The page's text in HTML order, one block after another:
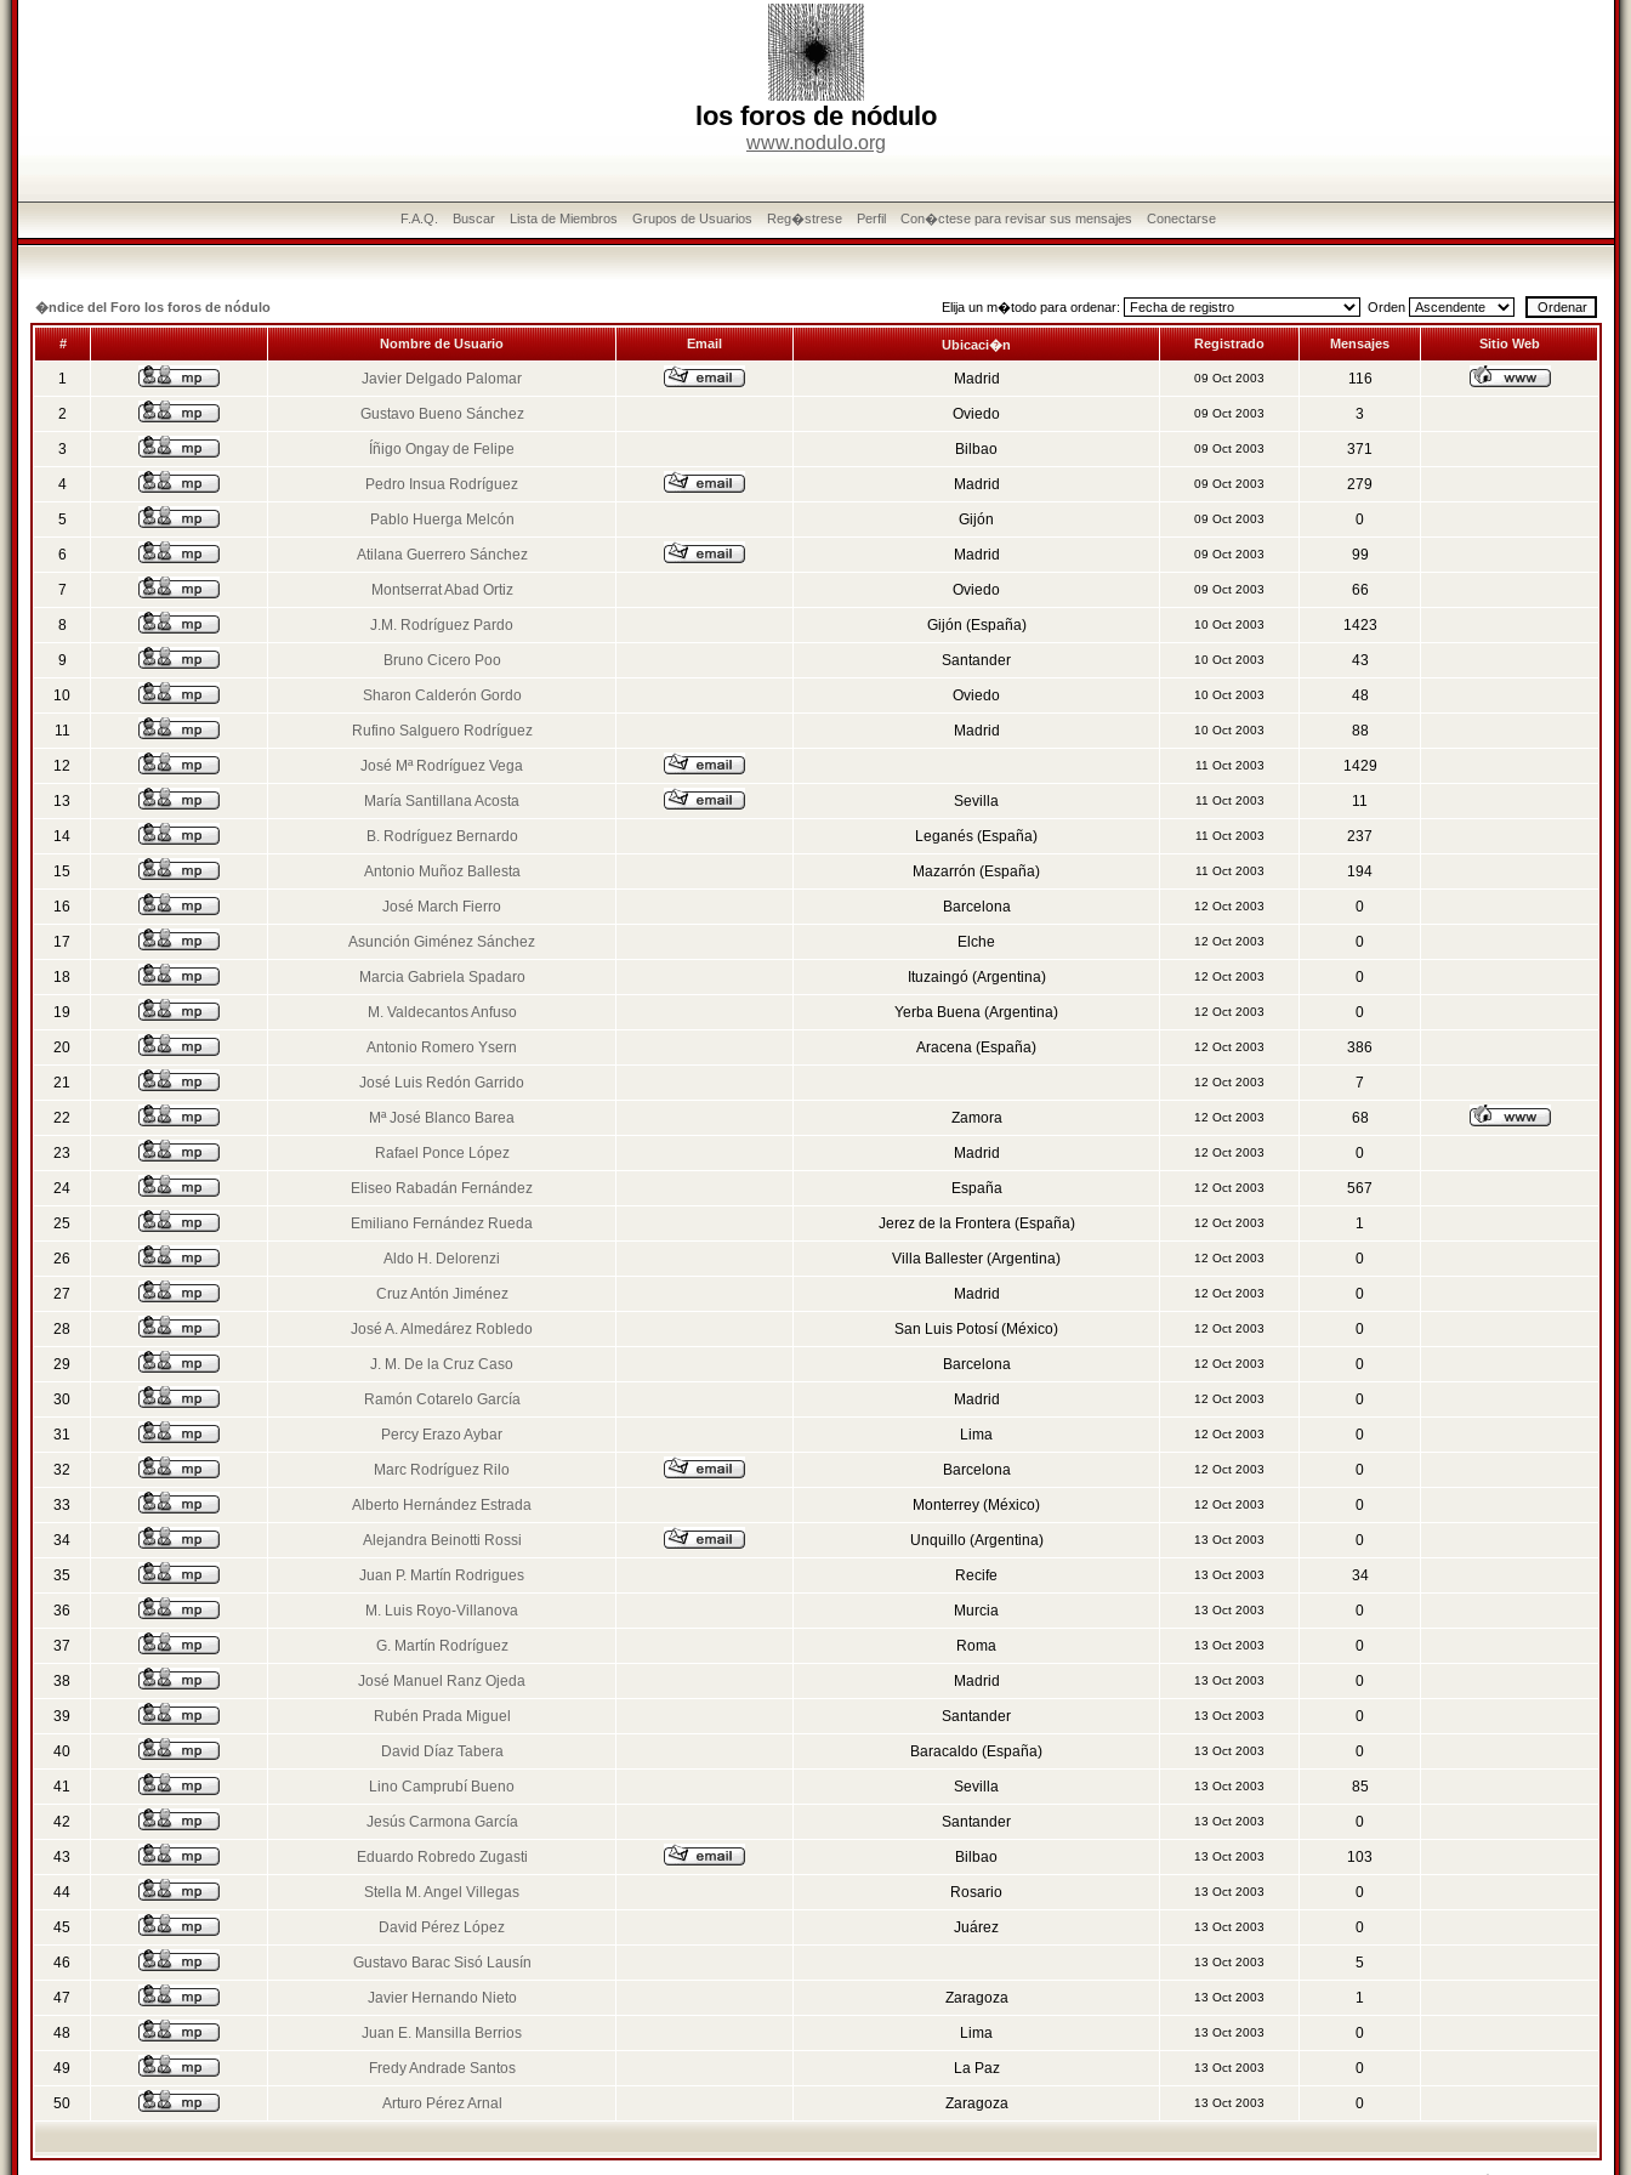
los foros de nódulo
www.nodulo.org
F.A.Q. Buscar Lista de Miembros Grupos de Usuarios Reg�strese Perfil Con�ctese para revisar sus mensajes Conectarse
�ndice del Foro los foros de nódulo Elija un m�todo para ordenar: Orden
# Nombre de Usuario Email Ubicaci�n Registrado Mensajes Sitio Web
1 Javier Delgado Palomar Madrid 09 Oct 2003 116
2 Gustavo Bueno Sánchez Oviedo 09 Oct 2003 3
3 Íñigo Ongay de Felipe Bilbao 09 Oct 2003 371
4 Pedro Insua Rodríguez Madrid 09 Oct 2003 279
5 Pablo Huerga Melcón Gijón 09 Oct 2003 0
6 Atilana Guerrero Sánchez Madrid 09 Oct 2003 99
7 Montserrat Abad Ortiz Oviedo 09 Oct 2003 66
8 J.M. Rodríguez Pardo Gijón (España) 10 Oct 2003 1423
9 Bruno Cicero Poo Santander 10 Oct 2003 43
10 Sharon Calderón Gordo Oviedo 10 Oct 2003 48
11 Rufino Salguero Rodríguez Madrid 10 Oct 2003 88
12 José Mª Rodríguez Vega 11 Oct 2003 1429
13 María Santillana Acosta Sevilla 11 Oct 2003 11
14 B. Rodríguez Bernardo Leganés (España) 11 Oct 2003 237
15 Antonio Muñoz Ballesta Mazarrón (España) 11 Oct 2003 194
16 José March Fierro Barcelona 12 Oct 2003 0
17 Asunción Giménez Sánchez Elche 12 Oct 2003 0
18 Marcia Gabriela Spadaro Ituzaingó (Argentina) 12 Oct 2003 0
19 M. Valdecantos Anfuso Yerba Buena (Argentina) 12 Oct 2003 0
20 Antonio Romero Ysern Aracena (España) 12 Oct 2003 386
21 José Luis Redón Garrido 12 Oct 2003 7
22 Mª José Blanco Barea Zamora 12 Oct 2003 68
23 Rafael Ponce López Madrid 12 Oct 2003 0
24 Eliseo Rabadán Fernández España 12 Oct 2003 567
25 Emiliano Fernández Rueda Jerez de la Frontera (España) 12 Oct 2003 1
26 Aldo H. Delorenzi Villa Ballester (Argentina) 12 Oct 2003 0
27 Cruz Antón Jiménez Madrid 12 Oct 2003 0
28 José A. Almedárez Robledo San Luis Potosí (México) 12 Oct 2003 0
29 J. M. De la Cruz Caso Barcelona 12 Oct 2003 0
30 Ramón Cotarelo García Madrid 12 Oct 2003 0
31 Percy Erazo Aybar Lima 12 Oct 2003 0
32 Marc Rodríguez Rilo Barcelona 12 Oct 2003 0
33 Alberto Hernández Estrada Monterrey (México) 12 Oct 2003 0
34 Alejandra Beinotti Rossi Unquillo (Argentina) 13 Oct 2003 0
35 Juan P. Martín Rodrigues Recife 13 Oct 2003 34
36 M. Luis Royo-Villanova Murcia 13 Oct 2003 0
37 G. Martín Rodríguez Roma 13 Oct 2003 0
38 José Manuel Ranz Ojeda Madrid 13 Oct 2003 0
39 Rubén Prada Miguel Santander 13 Oct 2003 0
40 David Díaz Tabera Baracaldo (España) 13 Oct 2003 0
41 Lino Camprubí Bueno Sevilla 13 Oct 2003 85
42 Jesús Carmona García Santander 13 Oct 2003 0
43 Eduardo Robredo Zugasti Bilbao 13 Oct 2003 103
44 Stella M. Angel Villegas Rosario 13 Oct 2003 0
45 David Pérez López Juárez 13 Oct 2003 0
46 Gustavo Barac Sisó Lausín 13 Oct 2003 5
47 Javier Hernando Nieto Zaragoza 13 Oct 2003 1
48 Juan E. Mansilla Berrios Lima 13 Oct 2003 0
49 Fredy Andrade Santos La Paz 13 Oct 2003 0
50 Arturo Pérez Arnal Zaragoza 13 Oct 2003 0